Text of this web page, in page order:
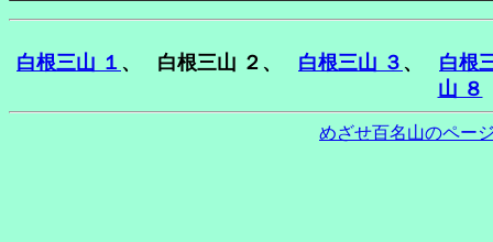
白根三山 １ 、 白根三山 ２、 白根三山 ３ 、 白根
山 ８
めざせ百名山のペー